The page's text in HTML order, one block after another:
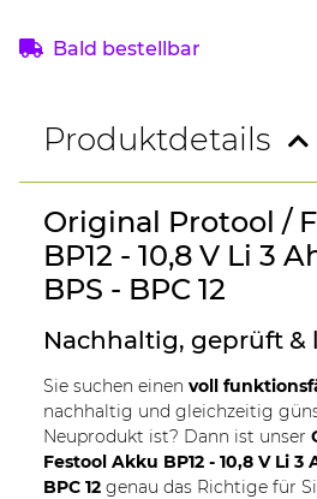
Bald bestellbar
Produktdetails
Original Protool /
BP12 - 10,8 V Li 3
BPS - BPC 12
Nachhaltig, geprüft &
Sie suchen einen voll
nachhaltig und gleichzeitig
Neuprodukt ist? Dann ist unser
Festool Akku BP12 - 10,8 V Li 3
BPC 12 genau das Richtige für